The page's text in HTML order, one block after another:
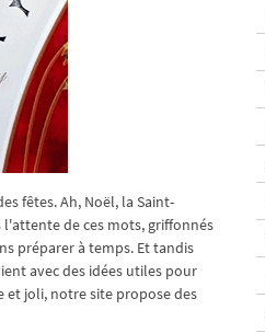
fêtes. Ah, Noël, la Saint-
de ces mots, griffonnés
préparer à temps. Et tandis
avec des idées utiles pour
et joli, notre site propose des